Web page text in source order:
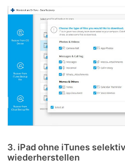
3. iPad ohne iTunes
wiederherstellen